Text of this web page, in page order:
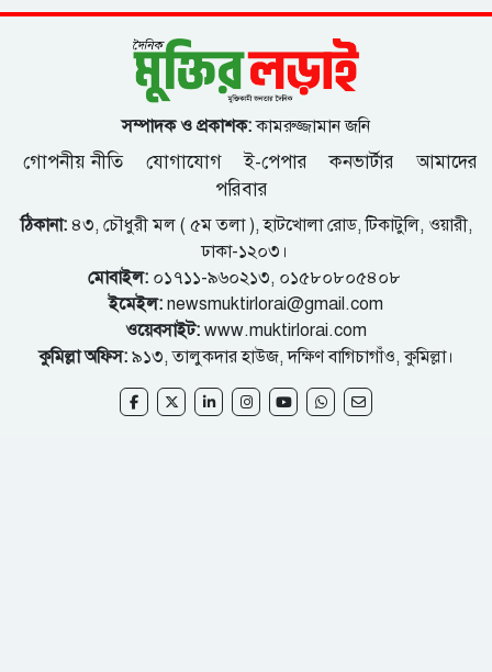
সম্পাদক ও প্রকাশক:কামরুজ্জামান জনি
গোপনীয় নীতি যোগাযোগ ই-পেপার কনভার্টার
আমাদের
পরিবার
ঠিকানা:৪৩, চৌধুরী মল ( ৫ম তলা ), হাটখোলা রোড, টিকাটুলি, ওয়ারী,
ঢাকা-১২০৩।
মোবাইল:০১৭১১-৯৬০২১৩, ০১৫৮০৮০৫৪০৮
ইমেইল: newsmuktirlorai@gmail.com
ওয়েবসাইট: www.muktirlorai.com
কুমিল্লা অফিস: ৯১৩, তালুকদার হাউজ, দক্ষিণ বাগিচাগাঁও, কুমিল্লা।